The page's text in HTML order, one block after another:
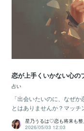
恋が上手くいかない心の
占い
「出会いたいのに、なぜ
とはありませんか？マッ
星乃うるは♡恋も将来も整
2026/05/03 12:03